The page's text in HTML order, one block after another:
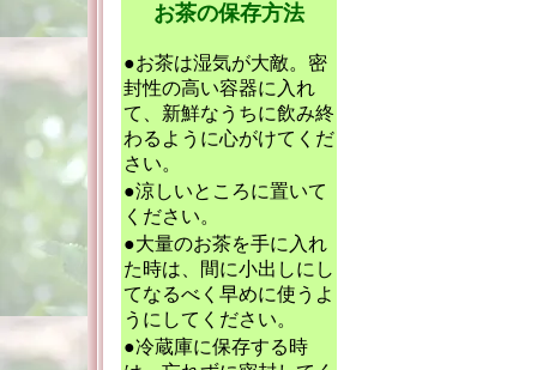
お茶の保存方法
●お茶は湿気が大敵。密
封性の高い容器に入れ
て、新鮮なうちに飲み終
わるように心がけてくだ
さい。
●涼しいところに置いて
ください。
●大量のお茶を手に入れ
た時は、間に小出しにし
てなるべく早めに使うよ
うにしてください。
●冷蔵庫に保存する時